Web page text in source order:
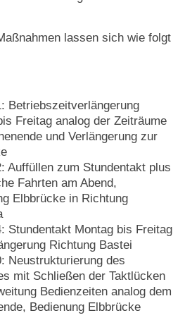
lassen sich wie folgt
Betriebszeitverlängerung
Freitag analog der Zeiträume
und Verlängerung zur
Auffüllen zum Stundentakt plus
Fahrten am Abend,
Elbbrücke in Richtung
Stundentakt Montag bis Freitag
Richtung Bastei
Neustrukturierung des
mit Schließen der Taktlücken
Bedienzeiten analog dem
Bedienung Elbbrücke